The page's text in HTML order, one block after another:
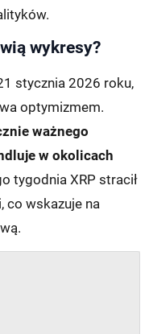
wykresy?
stycznia 2026 roku,
optymizmem.
ważnego
w okolicach
tygodnia XRP stracił
co wskazuje na